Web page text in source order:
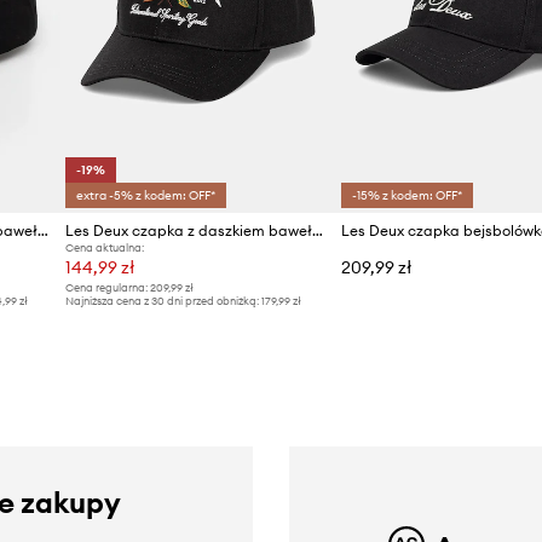
Les Deux czapka z daszkiem bawełniana
zł
-19%
extra -5% z kodem: OFF*
Les Deux czapka z daszkiem bawełniana
Cena aktualna:
144,99 zł
Cena regularna: 209,99 zł
Najniższa cena z 30 dni przed obniżką: 179,99 zł
-15% z kodem: OFF*
209,99 zł
zakupy